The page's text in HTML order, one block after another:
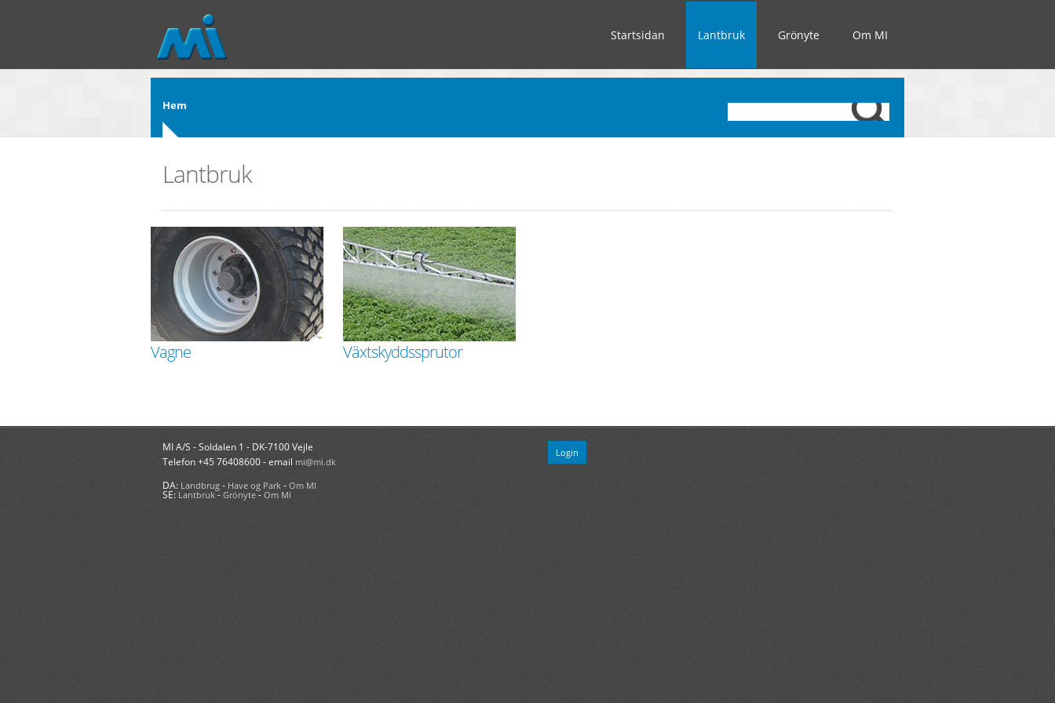
Startsidan Lantbruk Grönyte Om MI
Hem
Lantbruk
Vagne Växtskyddssprutor
MI A/S - Soldalen 1 - DK-7100 Vejle
Telefon +45 76408600 - email mi@mi.dk
DA: Landbrug - Have og Park - Om MI
SE: Lantbruk- Grönyte- Om MI
Login